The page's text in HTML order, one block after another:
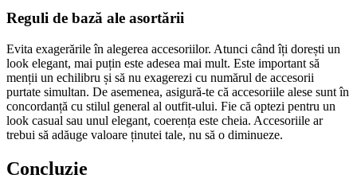
Reguli de bază ale asortării
Evita exagerările în alegerea accesoriilor. Atunci când îți dorești un
look elegant, mai puțin este adesea mai mult. Este important să
menții un echilibru și să nu exagerezi cu numărul de accesorii
purtate simultan. De asemenea, asigură-te că accesoriile alese sunt în
concordanță cu stilul general al outfit-ului. Fie că optezi pentru un
look casual sau unul elegant, coerența este cheia. Accesoriile ar
trebui să adăuge valoare ținutei tale, nu să o diminueze.
Concluzie